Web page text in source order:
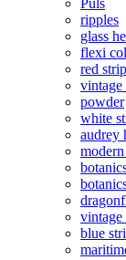
Puls
ripples
glass
flexi col
red
powder
white
audrey
vintage
blue